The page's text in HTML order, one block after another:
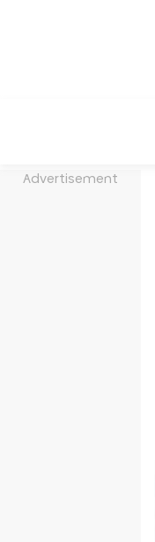
Advertisement